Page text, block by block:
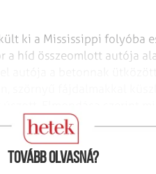
ki a Mississippi folyóba
a híd összeomlott autója
múlva sikerült kijutnia a
Tovább olvasná?